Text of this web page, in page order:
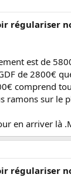
régulariser
est de
de 2800€
comprend
ramons sur
en arriver là
régulariser